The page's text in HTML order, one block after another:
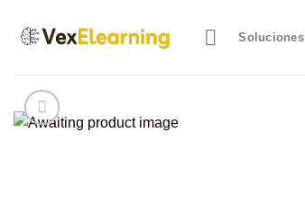
Soluciones